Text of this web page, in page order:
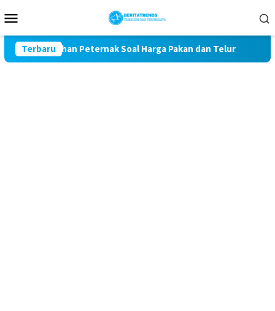
ke
Mobile
Terbaru
Keluhan Peternak Soal Harga Pakan dan Telur